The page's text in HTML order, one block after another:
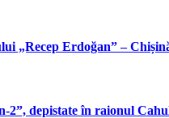
„Recep Erdoğan” –
2”, depistate în raionul